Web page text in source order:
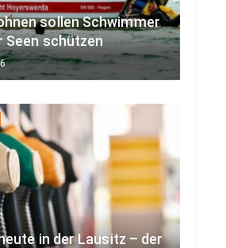
sollen Schwimmer
Seen schützen
in der Lausitz – der